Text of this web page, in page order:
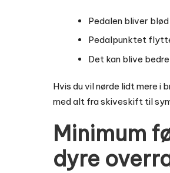
Pedalen bliver
Pedalpunktet
Det kan blive
Hvis du vil nørde lidt mere i
med alt fra skiveskift til
Minimum
dyre